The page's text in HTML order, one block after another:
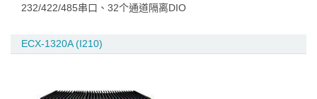
232/422/485串口、32个通道隔离DIO
ECX-1320A (I210)